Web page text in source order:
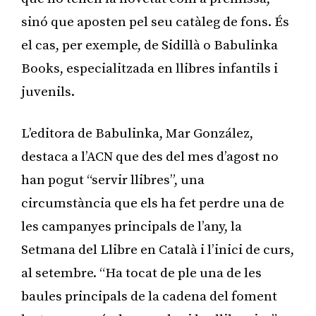
sinó que aposten pel seu catàleg de fons. És
el cas, per exemple, de Sidillà o Babulinka
Books, especialitzada en llibres infantils i
juvenils.
L’editora de Babulinka, Mar González,
destaca a l’ACN que des del mes d’agost no
han pogut “servir llibres”, una
circumstància que els ha fet perdre una de
les campanyes principals de l’any, la
Setmana del Llibre en Català i l’inici de curs,
al setembre. “Ha tocat de ple una de les
baules principals de la cadena del foment